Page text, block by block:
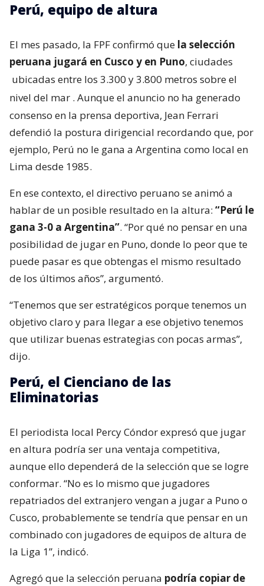
Perú, equipo de altura
El mes pasado, la FPF confirmó que la selección
peruana jugará en Cusco y en Puno, ciudades
ubicadas entre los 3.300 y 3.800 metros sobre el
nivel del mar . Aunque el anuncio no ha generado
consenso en la prensa deportiva, Jean Ferrari
defendió la postura dirigencial recordando que, por
ejemplo, Perú no le gana a Argentina como local en
Lima desde 1985.
En ese contexto, el directivo peruano se animó a
hablar de un posible resultado en la altura: “Perú le
gana 3-0 a Argentina”. “Por qué no pensar en una
posibilidad de jugar en Puno, donde lo peor que te
puede pasar es que obtengas el mismo resultado
de los últimos años”, argumentó.
“Tenemos que ser estratégicos porque tenemos un
objetivo claro y para llegar a ese objetivo tenemos
que utilizar buenas estrategias con pocas armas”,
dijo.
Perú, el Cienciano de las
Eliminatorias
El periodista local Percy Cóndor expresó que jugar
en altura podría ser una ventaja competitiva,
aunque ello dependerá de la selección que se logre
conformar. “No es lo mismo que jugadores
repatriados del extranjero vengan a jugar a Puno o
Cusco, probablemente se tendría que pensar en un
combinado con jugadores de equipos de altura de
la Liga 1”, indicó.
Agregó que la selección peruana podría copiar de